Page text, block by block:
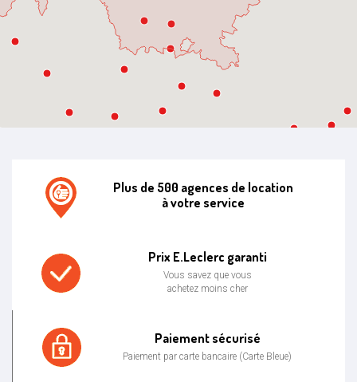
Plus de 500 agences de location
à votre service
Prix E.Leclerc garanti
Vous savez que vous
achetez moins cher
Paiement sécurisé
Paiement par carte bancaire (Carte Bleue)